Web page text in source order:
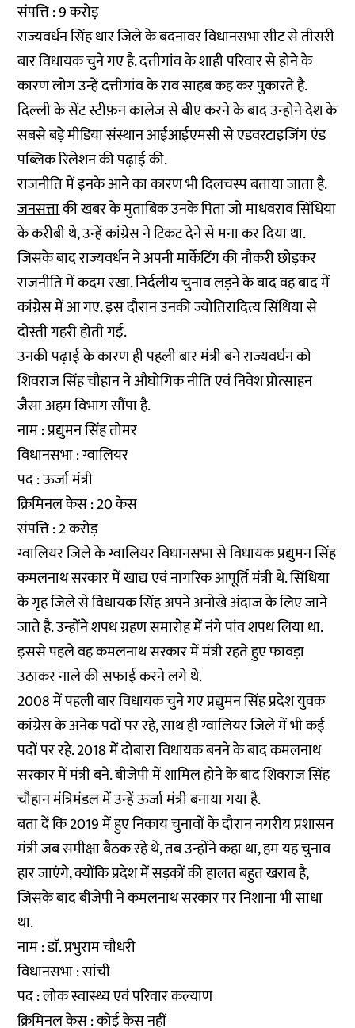
संपत्ति : 9 करोड़
राज्यवर्धन सिंह धार जिले के बदनावर विधानसभा सीट से तीसरी
बार विधायक चुने गए है. दत्तीगांव के शाही परिवार से होने के
कारण लोग उन्हें दत्तीगांव के राव साहब कह कर पुकारते है.
दिल्ली के सेंट स्टीफ़न कालेज से बीए करने के बाद उन्होने देश के
सबसे बड़े मीडिया संस्थान आईआईएमसी से एडवरटाइजिंग एंड
पब्लिक रिलेशन की पढ़ाई की.
राजनीति में इनके आने का कारण भी दिलचस्प बताया जाता है.
जनसत्ताकी खबर के मुताबिक उनके पिता जो माधवराव सिंधिया
के करीबी थे, उन्हें कांग्रेस ने टिकट देने से मना कर दिया था.
जिसके बाद राज्यवर्धन ने अपनी मार्केटिंग की नौकरी छोड़कर
राजनीति में कदम रखा. निर्दलीय चुनाव लड़ने के बाद वह बाद में
कांग्रेस में आ गए. इस दौरान उनकी ज्योतिरादित्य सिंधिया से
दोस्ती गहरी होती गई.
उनकी पढ़ाई के कारण ही पहली बार मंत्री बने राज्यवर्धन को
शिवराज सिंह चौहान ने औघोगिक नीति एवं निवेश प्रोत्साहन
जैसा अहम विभाग सौंपा है.
नाम : प्रद्युमन सिंह तोमर
विधानसभा : ग्वालियर
पद : ऊर्जा मंत्री
क्रिमिनल केस : 20 केस
संपत्ति : 2 करोड़
ग्वालियर जिले के ग्वालियर विधानसभा से विधायक प्रद्युमन सिंह
कमलनाथ सरकार में खाद्य एवं नागरिक आपूर्ति मंत्री थे. सिंधिया
के गृह जिले से विधायक सिंह अपने अनोखे अंदाज के लिए जाने
जाते है. उन्होंने शपथ ग्रहण समारोह में नंगे पांव शपथ लिया था.
इससे पहले वह कमलनाथ सरकार में मंत्री रहते हुए फावड़ा
उठाकर नाले की सफाई करने लगे थे.
2008 में पहली बार विधायक चुने गए प्रद्युमन सिंह प्रदेश युवक
कांग्रेस के अनेक पदों पर रहे, साथ ही ग्वालियर जिले में भी कई
पदों पर रहे. 2018 में दोबारा विधायक बनने के बाद कमलनाथ
सरकार में मंत्री बने. बीजेपी में शामिल होने के बाद शिवराज सिंह
चौहान मंत्रिमंडल में उन्हें ऊर्जा मंत्री बनाया गया है.
बता दें कि 2019 में हुए निकाय चुनावों के दौरान नगरीय प्रशासन
मंत्री जब समीक्षा बैठक रहे थे, तब उन्होंने कहा था, हम यह चुनाव
हार जाएंगे, क्योंकि प्रदेश में सड़कों की हालत बहुत खराब है,
जिसके बाद बीजेपी ने कमलनाथ सरकार पर निशाना भी साधा
था.
नाम : डाॅ. प्रभुराम चौधरी
विधानसभा : सांची
पद : लोक स्वास्थ्य एवं परिवार कल्याण
क्रिमिनल केस : कोई केस नहीं